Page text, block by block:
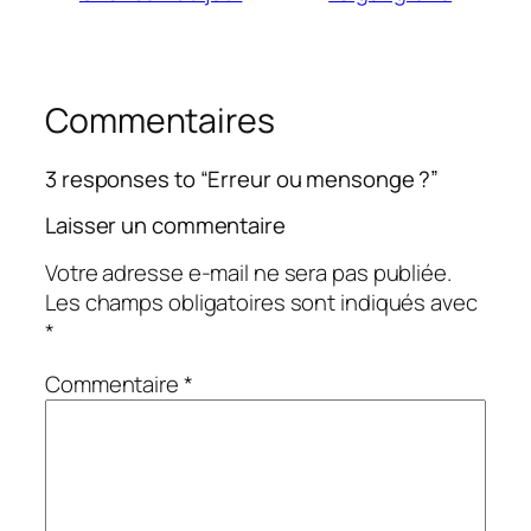
Commentaires
3 responses to “Erreur ou mensonge ?”
Laisser un commentaire
Votre adresse e-mail ne sera pas publiée.
Les champs obligatoires sont indiqués avec
*
Commentaire*